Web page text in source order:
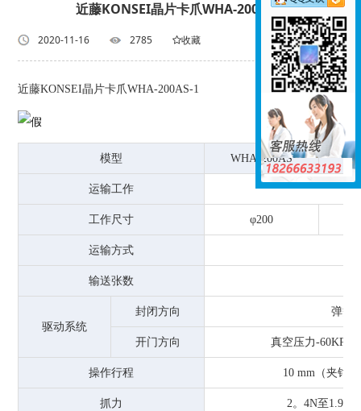
近藤KONSEI晶片卡爪WHA-200AS-1
2020-11-16 2785 收藏 返回列表
近藤KONSEI晶片卡爪WHA-200AS-1
模型 WHA-200AS
运输工作
工作尺寸 φ200
运输方式
输送张数
驱动系统
封闭方向 弹簧
开门方向 真空压力-60KPa
操作行程 10 mm（夹钳7
抓力 2。 4N至1.9N